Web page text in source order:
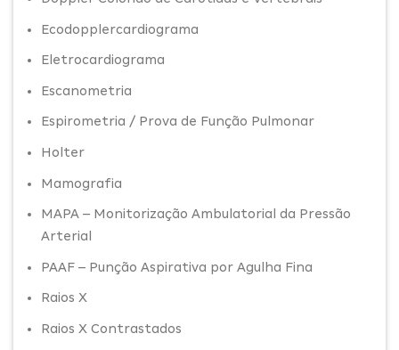
Ecodopplercardiograma
Eletrocardiograma
Escanometria
Espirometria / Prova de Função Pulmonar
Holter
Mamografia
MAPA – Monitorização Ambulatorial da Pressão
Arterial
PAAF – Punção Aspirativa por Agulha Fina
Raios X
Raios X Contrastados